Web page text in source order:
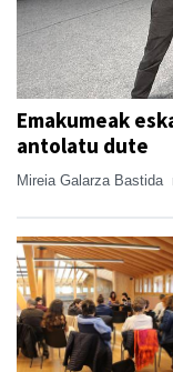
Emakumeak
antolatu dute
Mireia Galarza Bastida